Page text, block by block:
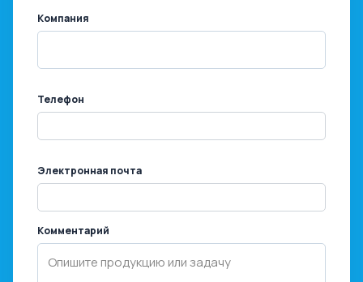
Компания
Телефон
Электронная почта
Комментарий